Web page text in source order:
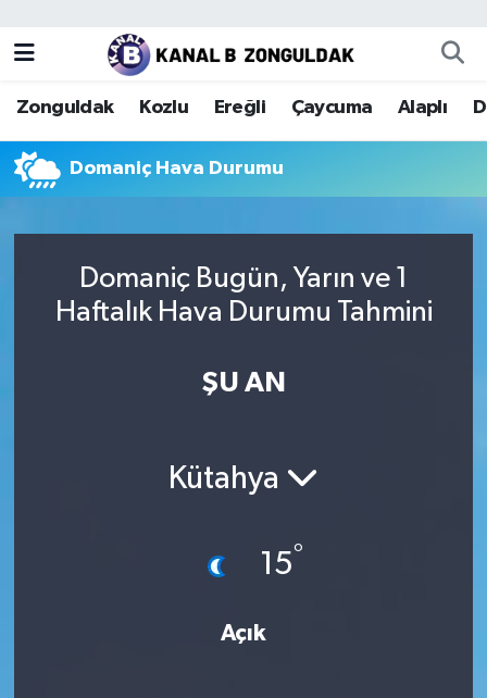
Zonguldak Kozlu Ereğli Çaycuma Alaplı
Domaniç Hava Durumu
Domaniç Bugün, Yarın ve 1
Haftalık Hava Durumu Tahmini
ŞU AN
Kütahya
15°
Açık
Zonguldak
Kozlu
Ereğli
Alaplı
Zonguldak Nöbetçi Eczaneler
Zonguldak Hava Durumu
Zonguldak Trafik Yoğunluk Haritası
Tüm Manşetler